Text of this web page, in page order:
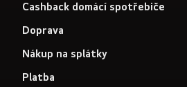
Cashback domácí spotřebiče
Doprava
Nákup na splátky
Platba